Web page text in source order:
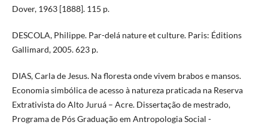
Dover, 1963 [1888]. 115 p.
DESCOLA, Philippe. Par-delá nature et culture. Paris: Éditions
Gallimard, 2005. 623 p.
DIAS, Carla de Jesus. Na floresta onde vivem brabos e mansos.
Economia simbólica de acesso à natureza praticada na Reserva
Extrativista do Alto Juruá – Acre. Dissertação de mestrado,
Programa de Pós Graduação em Antropologia Social -